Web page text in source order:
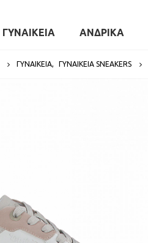
ΓΥΝΑΙΚΕΙΑ ΑΝΔΡΙΚΑ
ΓΥΝΑΙΚΕΙΑ, ΓΥΝΑΙΚΕΊΑ SNEAKERS